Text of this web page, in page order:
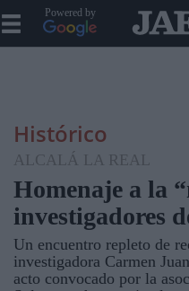
Powered by
Histórico
ALCALÁ LA REAL
Homenaje a la
investigadores
Un encuentro repleto de
investigadora Carmen
acto convocado por la